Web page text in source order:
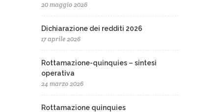
20 maggio 2026
Dichiarazione dei redditi 2026
17 aprile 2026
Rottamazione-quinquies – sintesi
operativa
24 marzo 2026
Rottamazione quinquies